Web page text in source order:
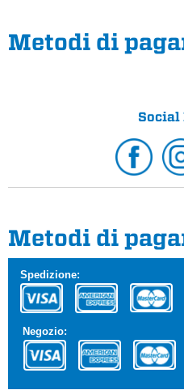
Metodi di
Social
Metodi di
Spedizione:
Negozio: